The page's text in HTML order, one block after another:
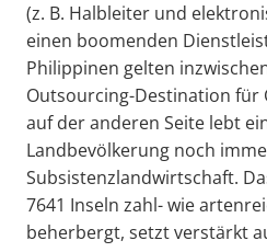
(z. B. Halbleiter und
einen boomenden
Philippinen gelten
Outsourcing-Destination für
auf der anderen Seite lebt
Landbevölkerung noch
Subsistenzlandwirtschaft.
7641 Inseln zahl- wie
beherbergt, setzt verstärkt